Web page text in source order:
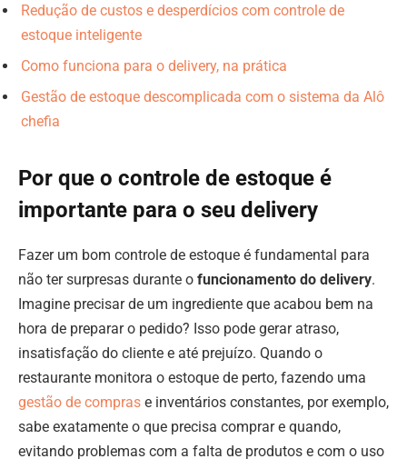
Redução de custos e desperdícios com controle de
estoque inteligente
Como funciona para o delivery, na prática
Gestão de estoque descomplicada com o sistema da Alô
chefia
Por que o controle de estoque é
importante para o seu delivery
Fazer um bom controle de estoque é fundamental para
não ter surpresas durante o funcionamento do delivery.
Imagine precisar de um ingrediente que acabou bem na
hora de preparar o pedido? Isso pode gerar atraso,
insatisfação do cliente e até prejuízo. Quando o
restaurante monitora o estoque de perto, fazendo uma
gestão de compras e inventários constantes, por exemplo,
sabe exatamente o que precisa comprar e quando,
evitando problemas com a falta de produtos e com o uso